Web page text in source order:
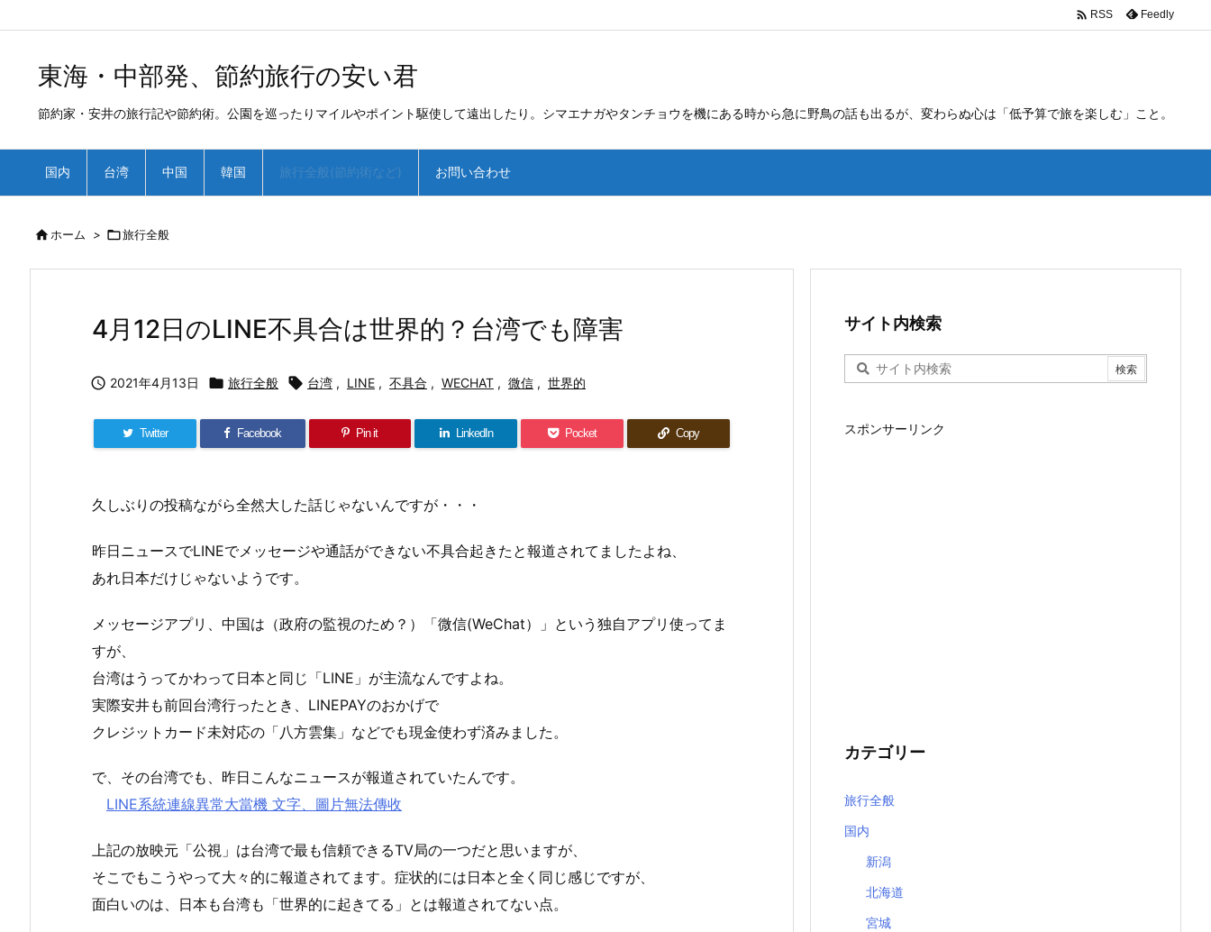
東海・中部発、節約旅行の安い君
節約家・安井の旅行記や節約術。公園を巡ったりマイルやポイント駆使して遠出したり。シマエナガやタンチョウを機にある時から急に野鳥の話も出るが、変わらぬ心は「低予算で旅を楽しむ」こと。
国内 台湾 中国 韓国 旅行全般(節約術など) お問い合わせ
 RSS Feedly
ホーム > 旅行全般
4月12日のLINE不具合は世界的？台湾でも障害
 2021年4月13日  旅行全般  台湾 , LINE , 不具合 , WECHAT , 微信 , 世界的
Twitter Facebook Pin it LinkedIn Pocket Copy
久しぶりの投稿ながら全然大した話じゃないんですが・・・
昨日ニュースでLINEでメッセージや通話ができない不具合起きたと報道されてましたよね、
あれ日本だけじゃないようです。
メッセージアプリ、中国は（政府の監視のため？）「微信(WeChat）」という独自アプリ使ってま
すが、
台湾はうってかわって日本と同じ「LINE」が主流なんですよね。
実際安井も前回台湾行ったとき、LINEPAYのおかげで
クレジットカード未対応の「八方雲集」などでも現金使わず済みました。
で、その台湾でも、昨日こんなニュースが報道されていたんです。
LINE系統連線異常大當機 文字、圖片無法傳收
上記の放映元「公視」は台湾で最も信頼できるTV局の一つだと思いますが、
そこでもこうやって大々的に報道されてます。症状的には日本と全く同じ感じですが、
面白いのは、日本も台湾も「世界的に起きてる」とは報道されてない点。
サイト内検索
スポンサーリンク
カテゴリー
旅行全般
国内
新潟
北海道
宮城